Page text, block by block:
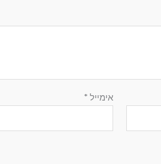
אימייל *